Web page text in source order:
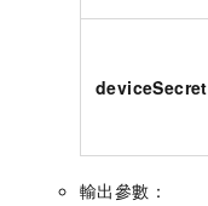
deviceSecret
輸出參數：